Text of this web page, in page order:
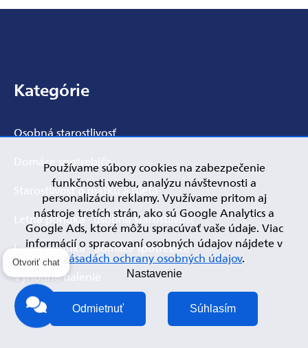
Používame súbory cookies na zabezpečenie
funkčnosti webu, analýzu návštevnosti a
personalizáciu reklamy. Využívame pritom aj
nástroje tretích strán, ako sú Google Analytics a
Google Ads, ktoré môžu spracúvať vaše údaje. Viac
informácií o spracovaní osobných údajov nájdete v
zásadách ochrany osobných údajov.
Nastavenie
Odmietnuť Súhlasím
Zápätie
Kategórie
Osobná starostlivosť
Domáce spotrebiče
Starostlivosť o matku a dieťa
Letná ponuka - osobná starostlivosť
Letná ponuka - domáce spotrebiče
Výhodné balenie
Akcia